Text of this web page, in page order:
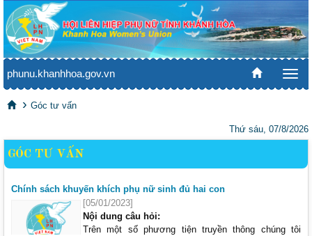
phunu.khanhhoa.gov.vn
Góc tư vấn
Thứ sáu, 07/8/2026
GÓC TƯ VẤN
Chính sách khuyến khích phụ nữ sinh đủ hai con
[05/01/2023]
Nội dung câu hỏi:
Trên một số phương tiện truyền thông chúng tôi